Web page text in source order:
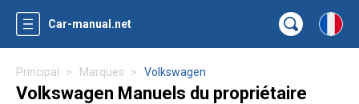
Car-manual.net
Principal Marques Volkswagen
Volkswagen Manuels du propriétaire